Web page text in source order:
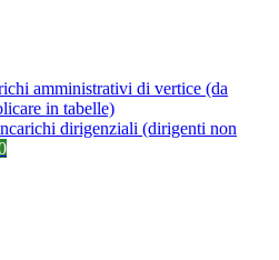
amministrativi di vertice (da
in tabelle)
dirigenziali (dirigenti non